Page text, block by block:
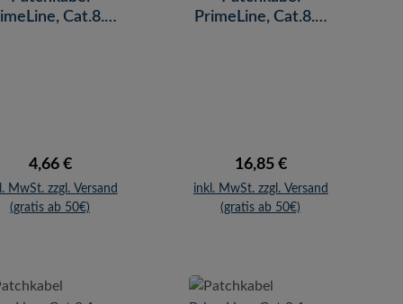
Cat.8.1,
Regulärer Preis:
4,66 €
MwSt. zzgl. Versand
(gratis ab 50€)
PrimeLine, Cat.8.1,
Regulärer Preis:
16,85 €
inkl. MwSt. zzgl. Versand
(gratis ab 50€)